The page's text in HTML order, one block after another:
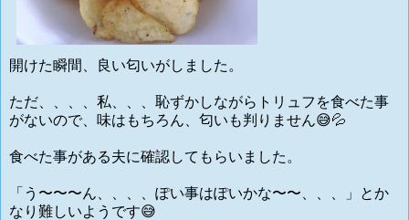
開けた瞬間、良い匂いがしました。
ただ、、、、私、、、恥ずかしながらトリュフを食べた事
がないので、味はもちろん、匂いも判りません😅💦
食べた事がある夫に確認してもらいました。
「う〜〜〜ん、、、、ぽい事はぽいかな〜〜、、、」とか
なり難しいようです😅